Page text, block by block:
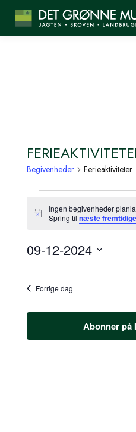
Begivenheder Ferieaktiviteter
TIL
DECEMBER
2024
Meddelelse
Ingen begivenheder
Spring til næste
09-12-2024
Vælg
Forrige dag
Abonner på